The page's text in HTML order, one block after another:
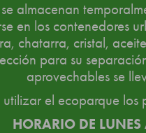
almacenan
en los contenedores
chatarra, cristal,
para su
aprovechables se
el ecoparque los
HORARIO DE